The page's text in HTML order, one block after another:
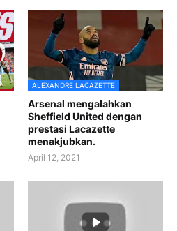
ALEXANDRE LACAZETTE
Arsenal mengalahkan
Sheffield United dengan
prestasi Lacazette
menakjubkan.
April 12, 2021